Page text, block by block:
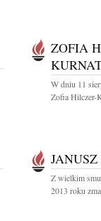
ZOFIA
W dniu 11
Zofia Hilczer-
Z wielkim
2013 roku